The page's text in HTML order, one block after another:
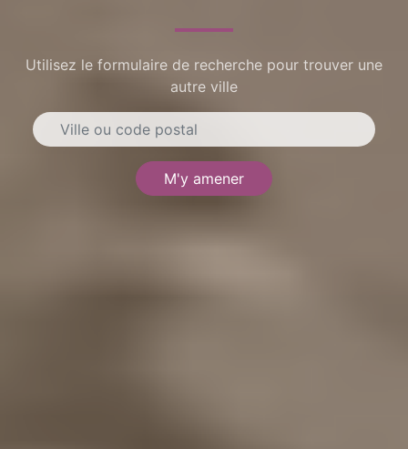
Utilisez le formulaire de recherche pour trouver une
autre ville
M'y amener